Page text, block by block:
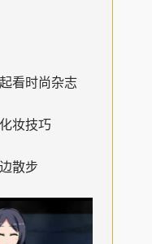
看时尚杂志
妆技巧
散步